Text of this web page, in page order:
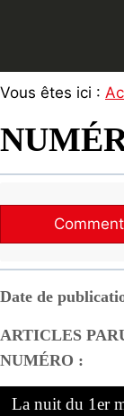
Vous êtes ici :
Date de
ARTICLES
NUMÉRO :
La nuit du 1er